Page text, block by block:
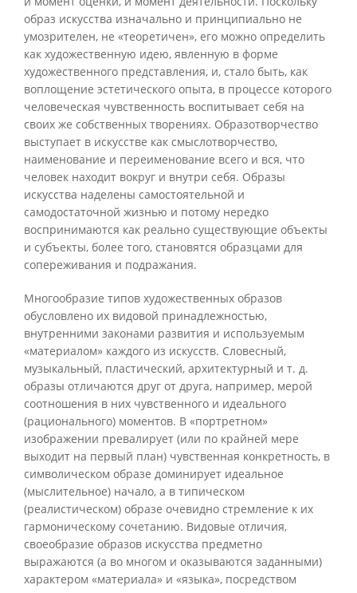
образ искусства изначально и принципиально не
умозрителен, не «теоретичен», его можно определить
как художественную идею, явленную в форме
художественного представления, и, стало быть, как
воплощение эстетического опыта, в процессе которого
человеческая чувственность воспитывает себя на
своих же собственных творениях. Образотворчество
выступает в искусстве как смыслотворчество,
наименование и переименование всего и вся, что
человек находит вокруг и внутри себя. Образы
искусства наделены самостоятельной и
самодостаточной жизнью и потому нередко
воспринимаются как реально существующие объекты
и субъекты, более того, становятся образцами для
сопереживания и подражания.
Многообразие типов художественных образов
обусловлено их видовой принадлежностью,
внутренними законами развития и используемым
«материалом» каждого из искусств. Словесный,
музыкальный, пластический, архитектурный и т. д.
образы отличаются друг от друга, например, мерой
соотношения в них чувственного и идеального
(рационального) моментов. В «портретном»
изображении превалирует (или по крайней мере
выходит на первый план) чувственная конкретность, в
символическом образе доминирует идеальное
(мыслительное) начало, а в типическом
(реалистическом) образе очевидно стремление к их
гармоническому сочетанию. Видовые отличия,
своеобразие образов искусства предметно
выражаются (а во многом и оказываются заданными)
характером «материала» и «языка», посредством